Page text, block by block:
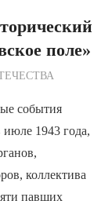
поле»
события
1943 года,
коллектива
павших